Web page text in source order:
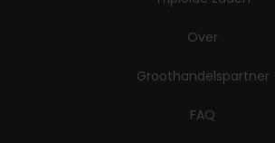
Over
Groothandelspartner
FAQ